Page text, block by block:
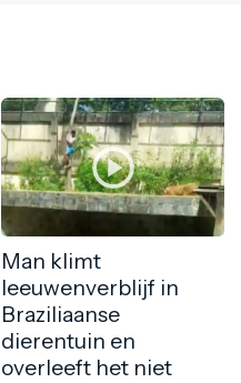
Man klimt
leeuwenverblijf in
Braziliaanse
dierentuin en
overleeft het niet